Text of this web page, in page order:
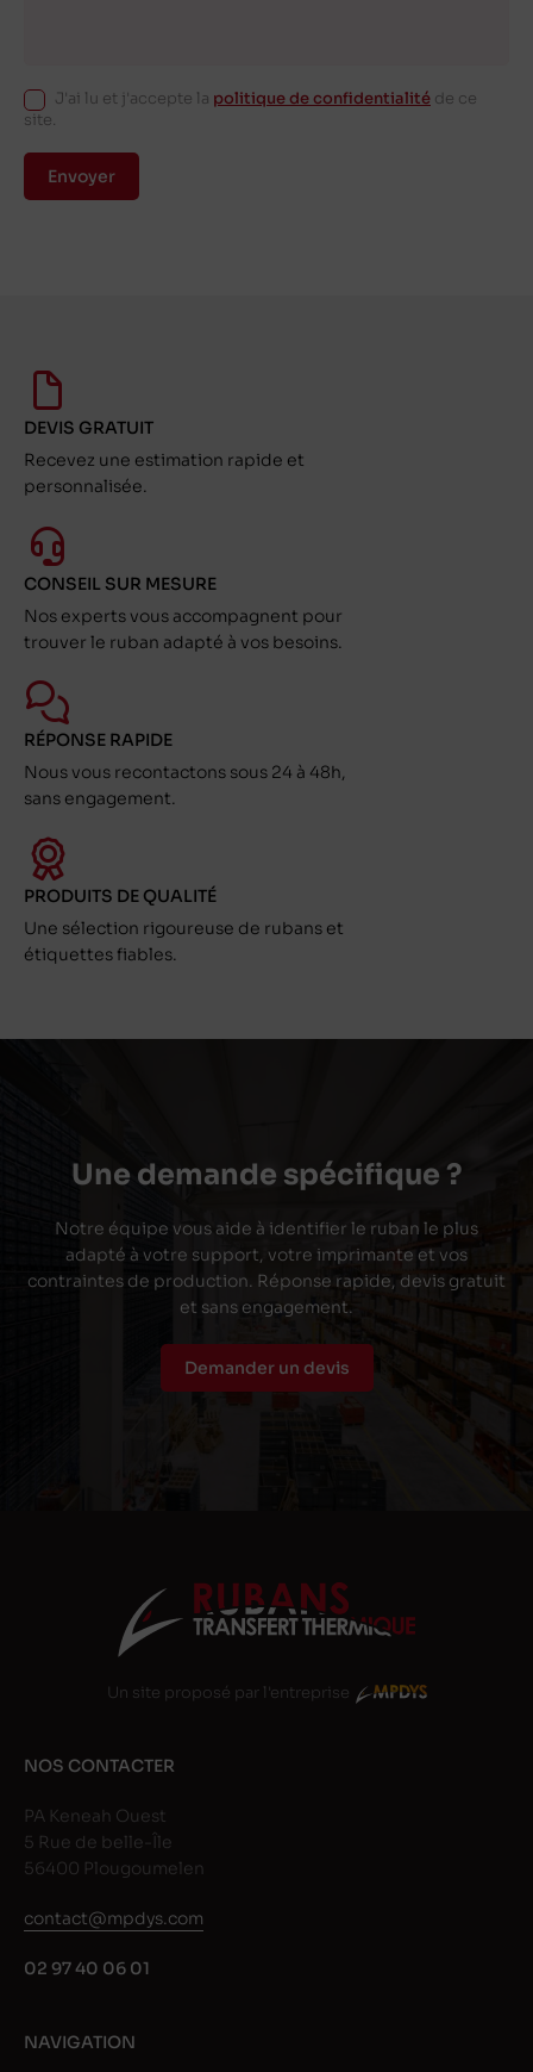
J'ai lu et j'accepte la politique de confidentialité de ce
site.
Envoyer
DEVIS GRATUIT
Recevez une estimation rapide et
personnalisée.
CONSEIL SUR MESURE
Nos experts vous accompagnent pour
trouver le ruban adapté à vos besoins.
RÉPONSE RAPIDE
Nous vous recontactons sous 24 à 48h,
sans engagement.
PRODUITS DE QUALITÉ
Une sélection rigoureuse de rubans et
étiquettes fiables.
Une demande spécifique ?
Notre équipe vous aide à identifier le ruban le plus
adapté à votre support, votre imprimante et vos
contraintes de production. Réponse rapide, devis gratuit
et sans engagement.
Demander un devis
Un site proposé par l'entreprise
NOS CONTACTER
PA Keneah Ouest
5 Rue de belle-Île
56400 Plougoumelen
contact@mpdys.com
02 97 40 06 01
NAVIGATION